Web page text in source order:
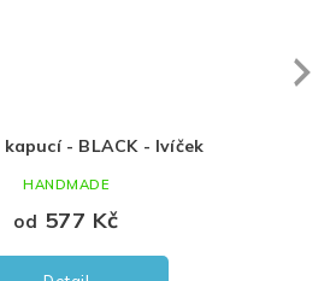
kapucí - BLACK - lvíček
od 577 Kč
HANDMADE
Next